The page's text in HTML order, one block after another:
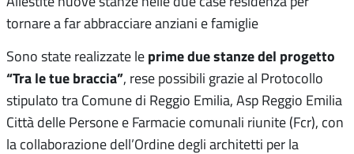
tornare a far abbracciare anziani e famiglie
Sono state realizzate le prime due stanze del progetto
“Tra le tue braccia”, rese possibili grazie al Protocollo
stipulato tra Comune di Reggio Emilia, Asp Reggio Emilia
Città delle Persone e Farmacie comunali riunite (Fcr), con
la collaborazione dell’Ordine degli architetti per la